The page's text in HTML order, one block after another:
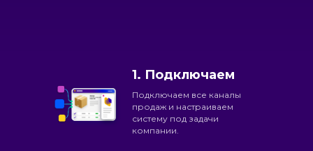
Подключаем все каналы
продаж и настраиваем
систему под задачи
компании.
1. Подключаем